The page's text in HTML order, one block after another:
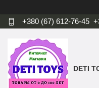
+380 (67) 612-76-45
DETI